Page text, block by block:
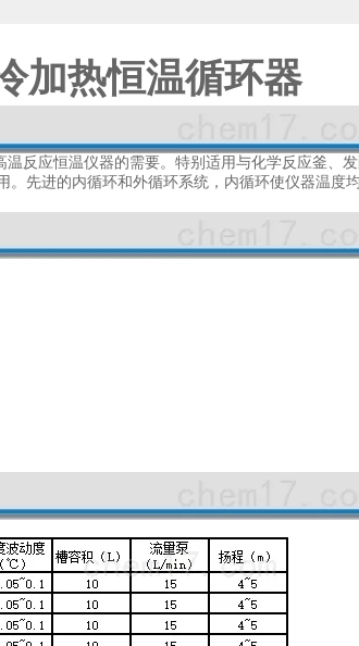
加热恒温循环器
反应恒温仪器的需要。特别适用与化学反应釜、发
先进的内循环和外循环系统，内循环使仪器温度